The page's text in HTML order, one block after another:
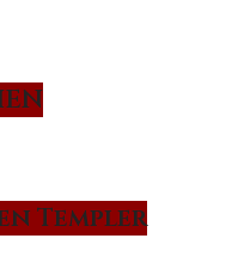
Templer